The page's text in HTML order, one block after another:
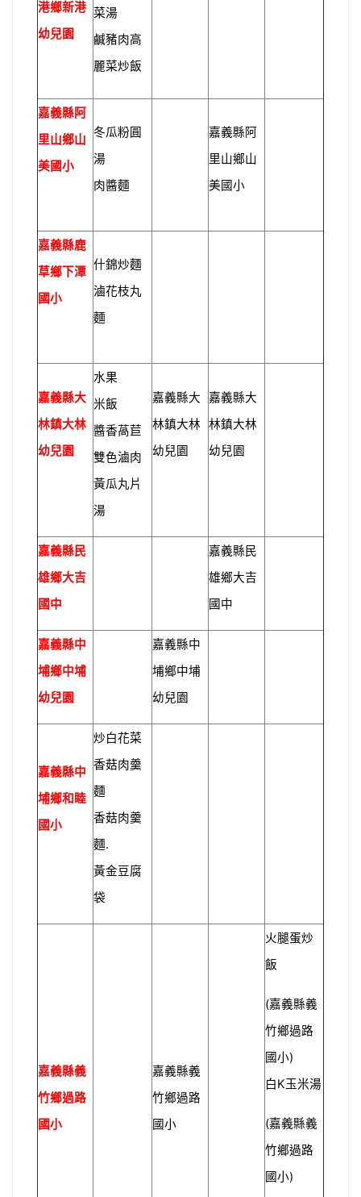
港鄉新港
幼兒園
菜湯
鹹豬肉高
麗菜炒飯
嘉義縣阿
里山鄉山
美國小
冬瓜粉圓
湯
肉醬麵
嘉義縣阿
里山鄉山
美國小
嘉義縣鹿
草鄉下潭
國小
什錦炒麵
滷花枝丸
麵
嘉義縣大
林鎮大林
幼兒園
水果
米飯
醬香萵苣
雙色滷肉
黃瓜丸片
湯
嘉義縣大
林鎮大林
幼兒園
嘉義縣大
林鎮大林
幼兒園
嘉義縣民
雄鄉大吉
國中
嘉義縣民
雄鄉大吉
國中
嘉義縣中
埔鄉中埔
幼兒園
嘉義縣中
埔鄉中埔
幼兒園
嘉義縣中
埔鄉和睦
國小
炒白花菜
香菇肉羹
麵
香菇肉羹
麵.
黃金豆腐
袋
嘉義縣義
竹鄉過路
國小
嘉義縣義
竹鄉過路
國小
火腿蛋炒
飯
(嘉義縣義
竹鄉過路
國小)
白K玉米湯
(嘉義縣義
竹鄉過路
國小)